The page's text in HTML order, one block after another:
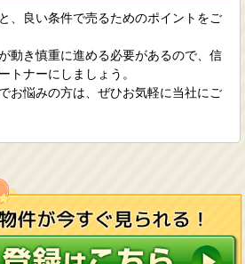
、良い条件で売るためのポイントをご
動き慎重に進める必要があるので、信
トナーにしましょう。
お悩みの方は、ぜひお気軽に当社にご